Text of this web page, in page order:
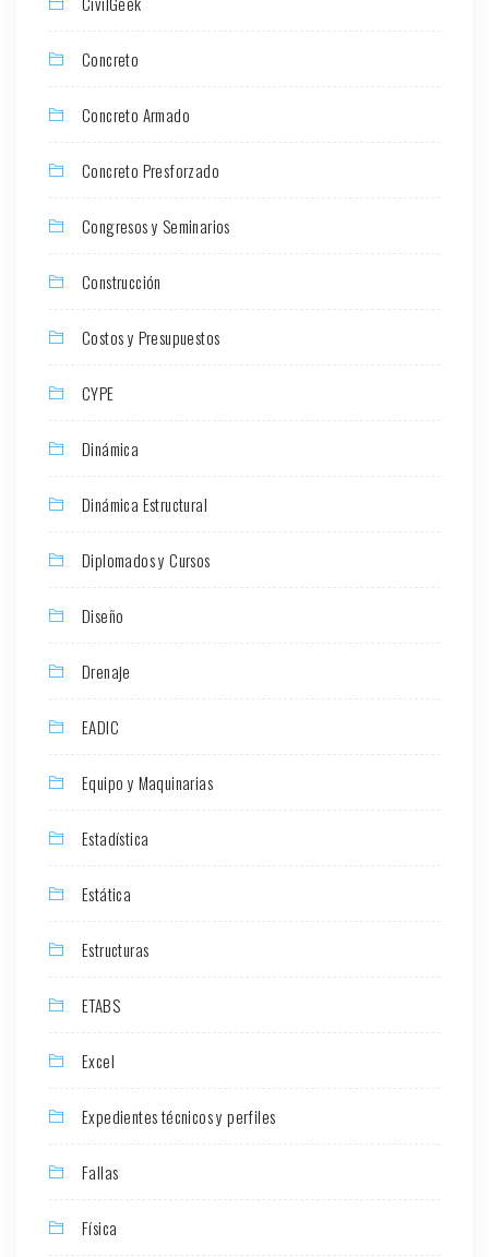
Concreto
Concreto Armado
Concreto Presforzado
Congresos y Seminarios
Construcción
Costos y Presupuestos
CYPE
Dinámica
Dinámica Estructural
Diplomados y Cursos
Diseño
Drenaje
EADIC
Equipo y Maquinarias
Estadística
Estática
Estructuras
ETABS
Excel
Expedientes técnicos y perfiles
Fallas
Física